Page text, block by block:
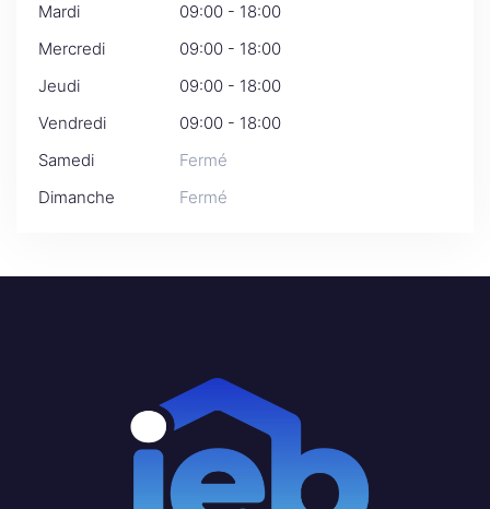
Mardi
09:00 - 18:00
Mercredi
09:00 - 18:00
Jeudi
09:00 - 18:00
Vendredi
09:00 - 18:00
Samedi
Fermé
Dimanche
Fermé